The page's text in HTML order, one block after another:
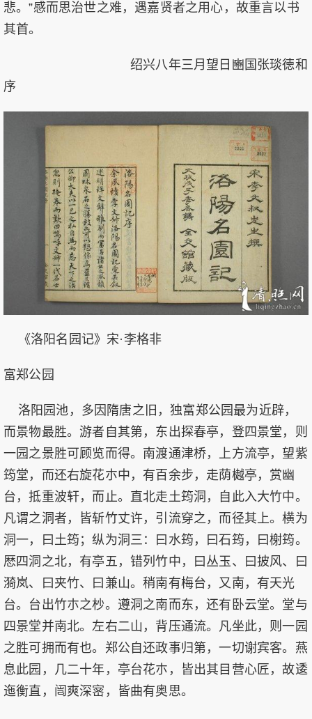
悲。”感而思治世之难，遇嘉贤者之用心，故重言以书
其首。
绍兴八年三月望日豳国张琰徳和
序
《洛阳名园记》宋·李格非
富郑公园
洛阳园池，多因隋唐之旧，独富郑公园最为近辟，
而景物最胜。游者自其第，东出探春亭，登四景堂，则
一园之景胜可顾览而得。南渡通津桥，上方流亭，望紫
筠堂，而还右旋花朩中，有百余步，走荫樾亭，赏幽
台，抵重波轩，而止。直北走土筠洞，自此入大竹中。
凡谓之洞者，皆斩竹丈许，引流穿之，而径其上。横为
洞一，曰土筠；纵为洞三：曰水筠，曰石筠，曰榭筠。
厯四洞之北，有亭五，错列竹中，曰丛玉、曰披风、曰
漪岚、曰夹竹、曰兼山。稍南有梅台，又南，有天光
台。台出竹朩之杪。遵洞之南而东，还有卧云堂。堂与
四景堂并南北。左右二山，背压通流。凡坐此，则一园
之胜可拥而有也。郑公自还政事归第，一切谢宾客。燕
息此园，几二十年，亭台花朩，皆出其目营心匠，故逶
迤衡直，闿爽深宻，皆曲有奥思。